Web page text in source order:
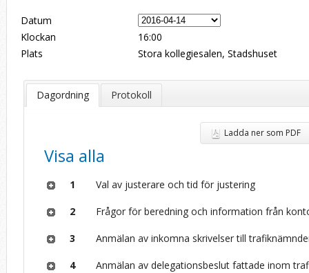
Datum
Klockan
16:00
Plats
Stora kollegiesalen, Stadshuset
Dagordning Protokoll
Ladda ner som PDF
Visa alla
1 Val av justerare och tid för justering
2 Frågor för beredning och information från
3 Anmälan av inkomna skrivelser till
4 Anmälan av delegationsbeslut fattade inom